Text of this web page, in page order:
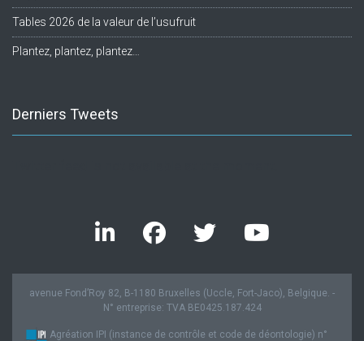
Tables 2026 de la valeur de l’usufruit
Plantez, plantez, plantez…
Derniers Tweets
avenue Fond’Roy 82, B-1180 Bruxelles (Uccle, Fort-Jaco), Belgique. -
N° entreprise: TVA BE0425.187.424
Agréation IPI (instance de contrôle et code de déontologie) n°